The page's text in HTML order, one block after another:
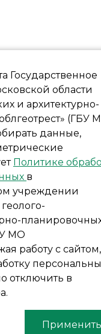
Государственное
области
и архитектурно-
(ГБУ
данные,
Политике
в
учреждении
МО
работу с
отключить в
Применить